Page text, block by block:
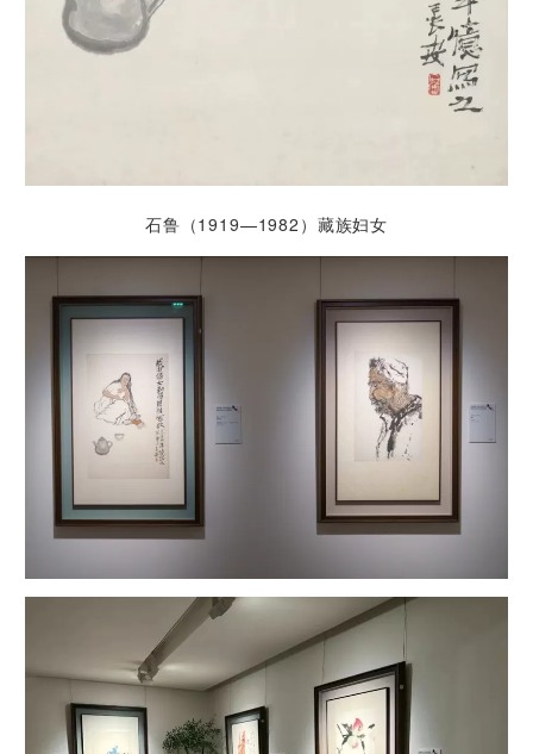
石鲁（1919—1982）藏族妇女